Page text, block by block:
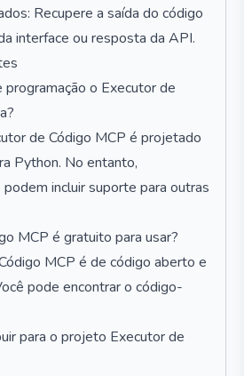
Recupere a saída do código
interface ou resposta da API.
programação o Executor de
de Código MCP é projetado
Python. No entanto,
incluir suporte para outras
MCP é gratuito para usar?
MCP é de código aberto e
pode encontrar o código-
para o projeto Executor de